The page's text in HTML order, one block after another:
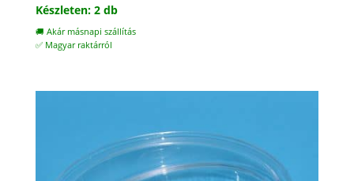
Készleten: 2 db
🚚 Akár másnapi szállítás
✅ Magyar raktárról